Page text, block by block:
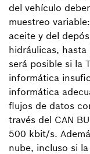
del vehículo
muestreo
aceite y del
hidráulicas,
será posible si la
informática
informática
flujos de datos
través del CAN
500 kbit/s.
nube, incluso si